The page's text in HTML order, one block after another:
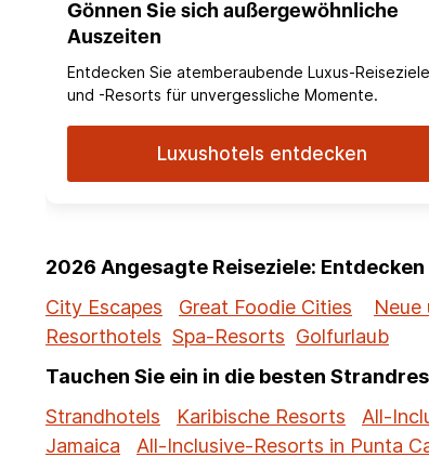
Gönnen Sie sich außergewöhnliche
Auszeiten
Entdecken Sie atemberaubende Luxus-Reiseziele
und -Resorts für unvergessliche Momente.
Luxushotels entdecken
2026 Angesagte Reiseziele:
City Escapes
Great Foodie Cities
Resorthotels Spa-Resorts Golfurlaub
Tauchen Sie ein in die besten
Strandhotels
Karibische Resorts All-
Jamaica
All-Inclusive-Resorts in Punta